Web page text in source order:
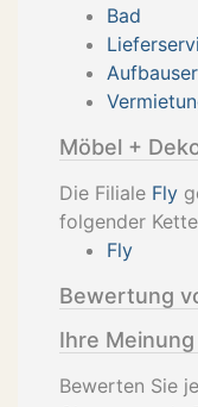
Bad
Möbel +
Die Filiale Fly
folgender
Fly
Bewertung
Ihre
Bewerten Sie